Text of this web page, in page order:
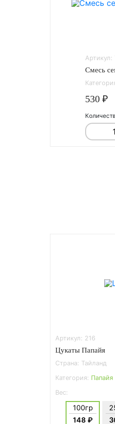
Артикул:
Смесь
530 ₽
Артикул: 216
Цукаты Папайя
Страна: Тайланд
Категория: Папайя
Вес:
100гр
148 ₽